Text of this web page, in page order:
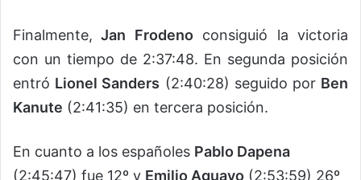
Finalmente, Jan Frodenoconsiguió la victoria
con un tiempo de 2:37:48. En segunda posición
entró Lionel Sanders (2:40:28) seguido por Ben
Kanute (2:41:35) en tercera posición.
En cuanto a los españoles Pablo Dapena
(2:45:47) fue 12º y Emilio Aguayo (2:53:59) 26º